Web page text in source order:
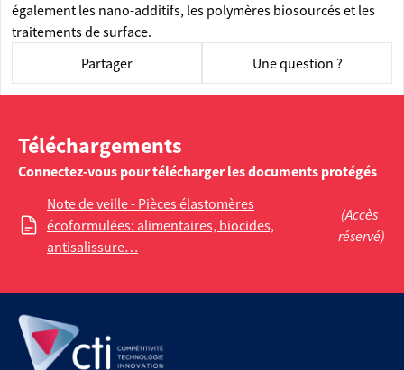
également les nano-additifs, les polymères biosourcés et les
traitements de surface.
Partager
Une question ?
Téléchargements
Connectez-vous pour télécharger les documents protégés
Note de veille - Pièces élastomères
écoformulées: alimentaires, biocides,
antisalissure…
(Accès
réservé)